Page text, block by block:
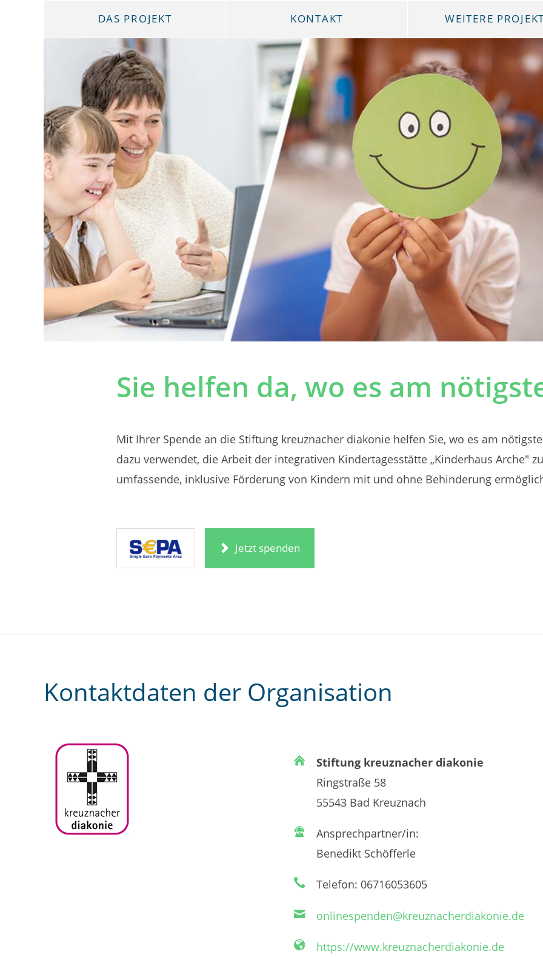
DAS PROJEKT KONTAKT WEITERE
Sie helfen da, wo es am
Mit Ihrer Spende an die Stiftung kreuznacher diakonie helfen Sie, wo es am
dazu verwendet, die Arbeit der integrativen Kindertagesstätte „Kinderhaus Arche"
umfassende, inklusive Förderung von Kindern mit und ohne Behinderung
Jetzt spenden
Kontaktdaten der Organisation
Stiftung kreuznacher diakonie
Ringstraße 58
55543 Bad Kreuznach
Ansprechpartner/in:
Benedikt Schöfferle
Telefon: 06716053605
onlinespenden@kreuznacherdiakonie.de
https://www.kreuznacherdiakonie.de